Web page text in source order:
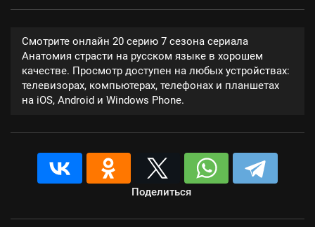
Смотрите онлайн 20 серию 7 сезона сериала
Анатомия страсти на русском языке в хорошем
качестве. Просмотр доступен на любых устройствах:
телевизорах, компьютерах, телефонах и планшетах
на iOS, Android и Windows Phone.
Поделиться